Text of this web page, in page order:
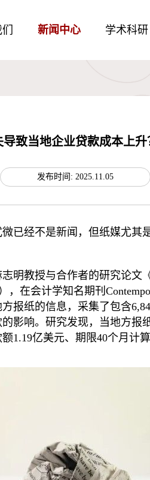
新闻中心 学术科研
致当地企业贷款成本上
发布时间: 2025.11.05
已经不是新闻，但纸媒尤其
明教授与合作者的研究论文《
在会计学知名期刊
报纸的信息，采集了包含
影响。研究发现，当地方报
1.19亿美元、期限40个月计